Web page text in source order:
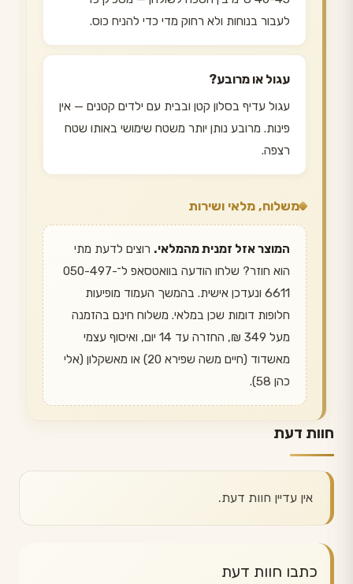
לעבור בנוחות ולא רחוק מדי כדי להניח כוס.
עגול או מרובע?
עגול עדיף בסלון קטן ובבית עם ילדים קטנים — אין
פינות. מרובע נותן יותר משטח שימושי באותו שטח
רצפה.
משלוח, מלאי ושירות
המוצר אזל זמנית מהמלאי. רוצים לדעת מתי
הוא חוזר? שלחו הודעה בוואטסאפ ל־050-497-
6611 ונעדכן אישית. בהמשך העמוד מופיעות
חלופות דומות שכן במלאי. משלוח חינם בהזמנה
מעל 349 ₪, החזרה עד 14 יום, ואיסוף עצמי
מאשדוד (חיים משה שפירא 20) או מאשקלון (אלי
כהן 58).
חוות דעת
אין עדיין חוות דעת.
כתבו חוות דעת